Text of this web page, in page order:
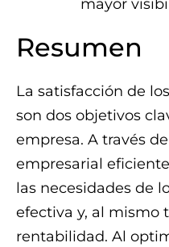
mayor
Resumen
La satisfacción de
son dos objetivos
empresa. A través
empresarial
las necesidades de
efectiva y, al mismo
rentabilidad. Al